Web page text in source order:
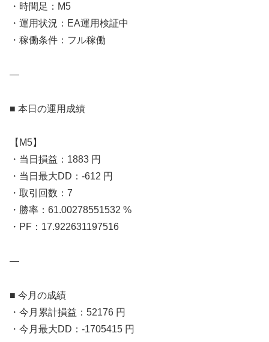
・時間足：M5
・運用状況：EA運用検証中
・稼働条件：フル稼働
—
■ 本日の運用成績
【M5】
・当日損益：1883 円
・当日最大DD：-612 円
・取引回数：7
・勝率：61.00278551532 %
・PF：17.922631197516
—
■ 今月の成績
・今月累計損益：52176 円
・今月最大DD：-1705415 円